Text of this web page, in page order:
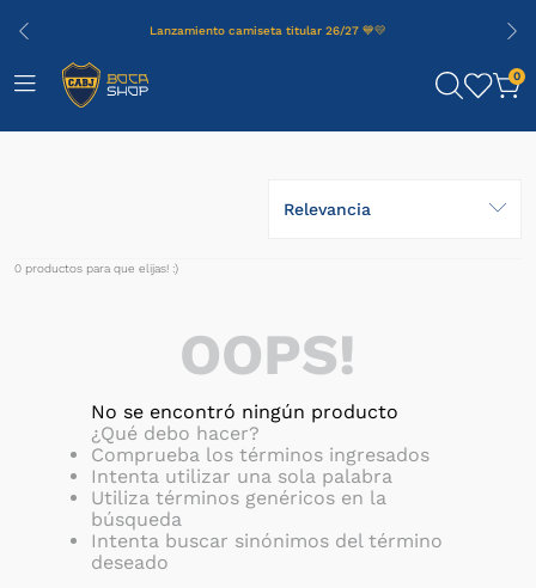
Lanzamiento camiseta titular 26/27 💙💛
0
Relevancia
0 productos
OOPS!
No se encontró ningún producto
¿Qué debo hacer?
Comprueba los términos ingresados
Intenta utilizar una sola palabra
Utiliza términos genéricos en la
búsqueda
Intenta buscar sinónimos del término
deseado